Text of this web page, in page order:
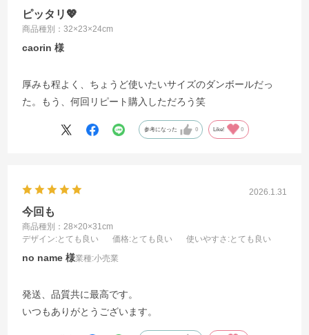
ピッタリ💖
商品種別：32×23×24cm
caorin
厚みも程よく、ちょうど使いたいサイズのダンボールだっ
た。もう、何回リピート購入しただろう笑
参考になった 0 Like! 0
2026.1.31
今回も
商品種別：28×20×31cm
デザイン:とても良い 価格:とても良い 使いやすさ :とても良い
no name 業種:小売業
発送、品質共に最高です。
いつもありがとうございます。